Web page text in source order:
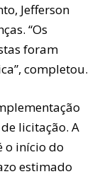
Jefferson
“Os
foram
completou.
licitação. A
o início do
estimado